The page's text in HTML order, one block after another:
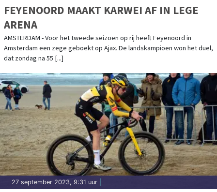
FEYENOORD MAAKT KARWEI AF IN LEGE
ARENA
AMSTERDAM - Voor het tweede seizoen op rij heeft Feyenoord in
Amsterdam een zege geboekt op Ajax. De landskampioen won het duel,
dat zondag na 55 [...]
27 september 2023, 9:31 uur